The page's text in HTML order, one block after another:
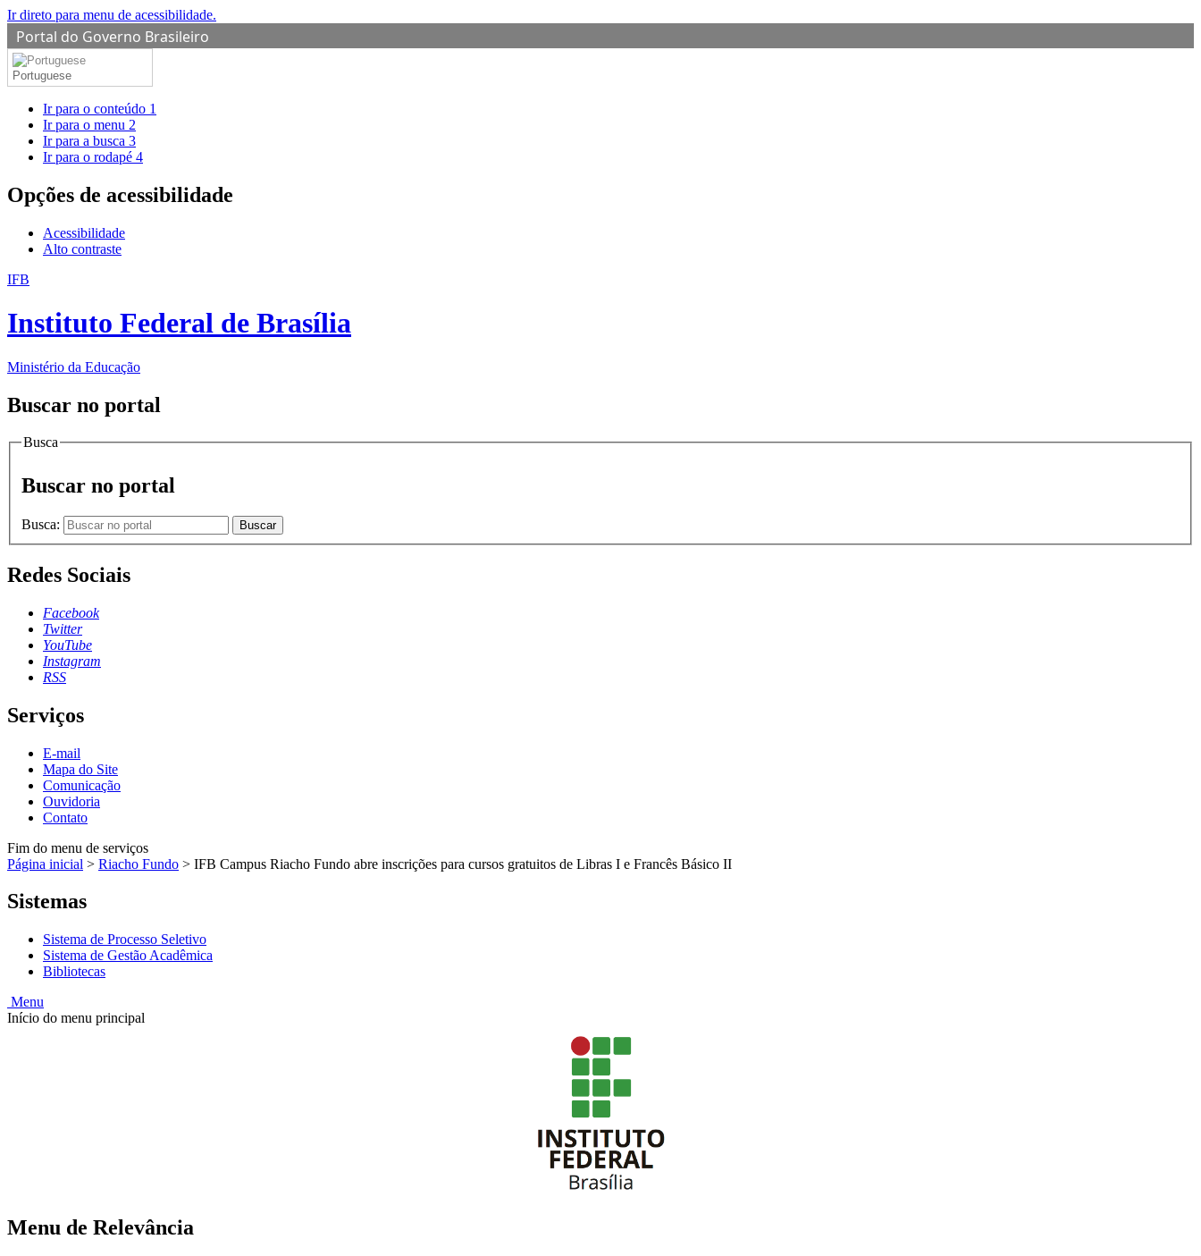
Ir direto para menu de acessibilidade.
Portal do Governo Brasileiro
Portuguese
Ir para o conteúdo 1
Ir para o menu 2
Ir para a busca 3
Ir para o rodapé 4
Opções de acessibilidade
Acessibilidade
Alto contraste
IFB
Instituto Federal de Brasília
Ministério da Educação
Buscar no portal
Busca
Buscar no portal
Busca: Buscar
Redes Sociais
Facebook
Twitter
YouTube
Instagram
RSS
Serviços
E-mail
Mapa do Site
Comunicação
Ouvidoria
Contato
Fim do menu de serviços
Página inicial > Riacho Fundo > IFB Campus Riacho Fundo abre inscrições para cursos gratuitos de Libras I e Francês Básico II
Sistemas
Sistema de Processo Seletivo
Sistema de Gestão Acadêmica
Bibliotecas
Menu
Início do menu principal
Menu de Relevância